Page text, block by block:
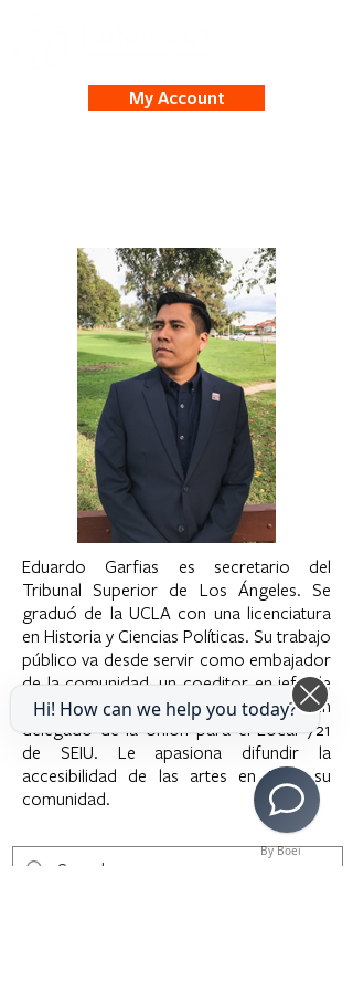
My Account
Eduardo Garfias es secretario del
Tribunal Superior de Los Ángeles. Se
graduó de la UCLA con una licenciatura
en Historia y Ciencias Políticas. Su trabajo
público va desde servir como embajador
de la comunidad, un coeditor en jefe de
un tribunal publicó el boletín y un
delegado de la Unión para el Local 721
de SEIU. Le apasiona difundir la
accesibilidad de las artes en toda su
comunidad.
By Boei
Hi! How can we help you today?